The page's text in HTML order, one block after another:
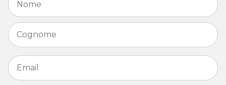
Email